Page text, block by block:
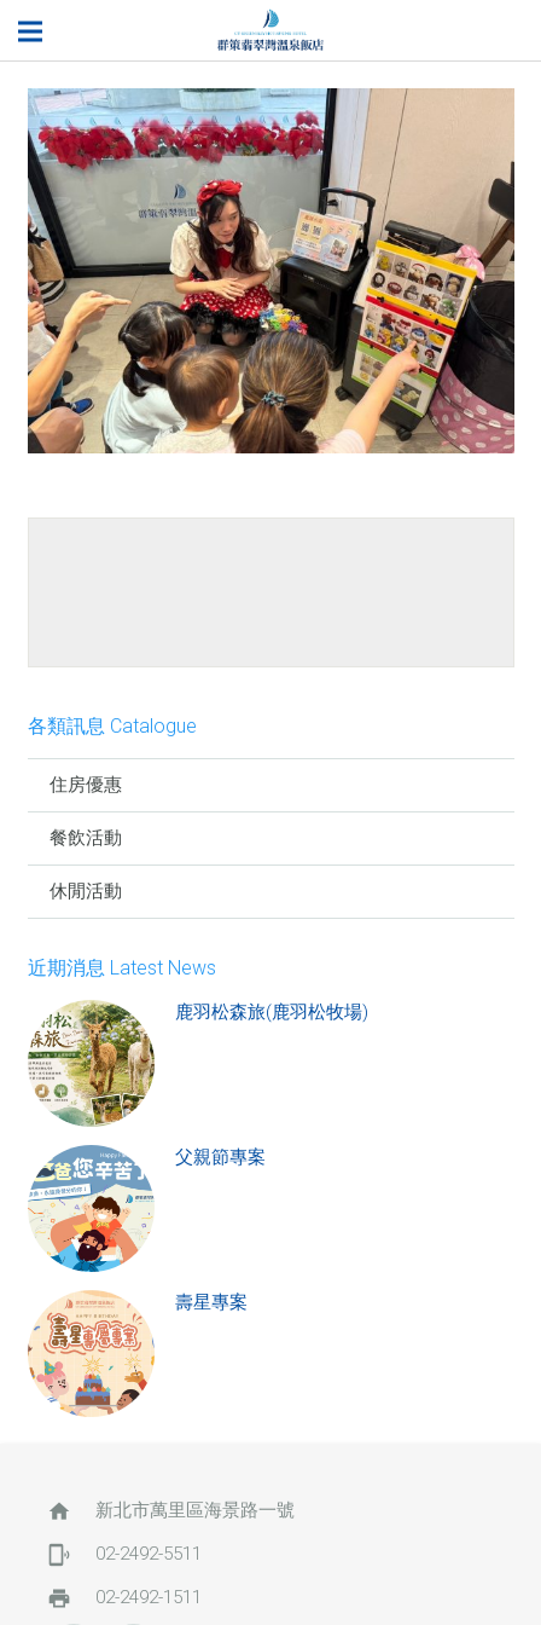
各類訊息 Catalogue
住房優惠
餐飲活動
休閒活動
近期消息 Latest News
鹿羽松森旅(鹿羽松牧場)
父親節專案
壽星專案
home 新北市萬里區海景路一號
phonelink_ring 02-2492-5511
print 02-2492-1511